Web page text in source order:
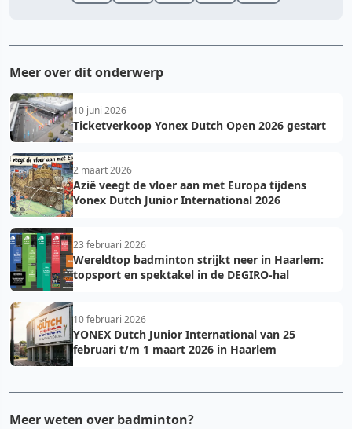
Meer over dit onderwerp
10 juni 2026
Ticketverkoop Yonex Dutch Open 2026 gestart
2 maart 2026
Azië veegt de vloer aan met Europa tijdens
Yonex Dutch Junior International 2026
23 februari 2026
Wereldtop badminton strijkt neer in Haarlem:
topsport en spektakel in de DEGIRO-hal
10 februari 2026
YONEX Dutch Junior International van 25
februari t/m 1 maart 2026 in Haarlem
Meer weten over badminton?